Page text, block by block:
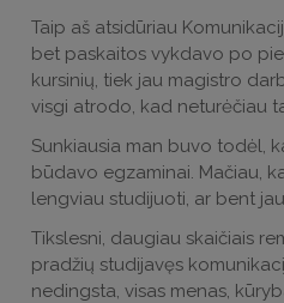
Taip aš atsidūriau
bet paskaitos vykdavo po
kursinių, tiek jau magistro
visgi atrodo, kad neturėčiau
Sunkiausia man buvo todėl,
būdavo egzaminai. Mačiau,
lengviau studijuoti, ar bent
Tikslesni, daugiau skaičiais
pradžių studijavęs
nedingsta, visas menas,